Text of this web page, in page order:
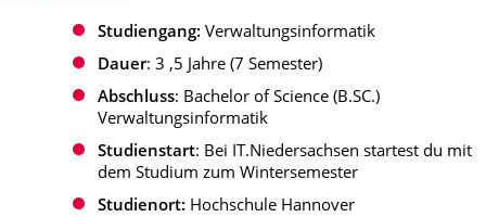
Studiengang: Verwaltungsinformatik
Dauer: 3 ,5 Jahre (7 Semester)
Abschluss: Bachelor of Science (B.SC.)
Verwaltungsinformatik
Studienstart: Bei IT.Niedersachsen startest du mit
dem Studium zum Wintersemester
Studienort: Hochschule Hannover